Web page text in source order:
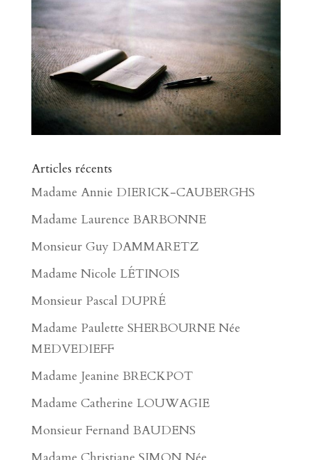
Articles récents
Madame Annie DIERICK-CAUBERGHS
Madame Laurence BARBONNE
Monsieur Guy DAMMARETZ
Madame Nicole LÉTINOIS
Monsieur Pascal DUPRÉ
Madame Paulette SHERBOURNE Née
MEDVEDIEFF
Madame Jeanine BRECKPOT
Madame Catherine LOUWAGIE
Monsieur Fernand BAUDENS